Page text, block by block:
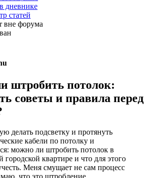
дневнике
статей
штробить потолок:
советы и правила перед
делать подсветку и протянуть
кабели по потолку и
можно ли штробить потолок в
городской квартире и что для этого
Меня смущает не сам процесс